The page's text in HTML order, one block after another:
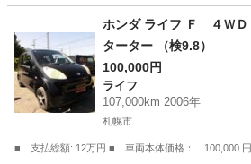
N-BOX
ホンダ ライフ Ｆ ４ＷＤ
ターター （検9.8）
100,000円
ライフ
107,000km 2006年
札幌市
■ 支払総額: 12万円 ■ 車両本体価格： 100,000